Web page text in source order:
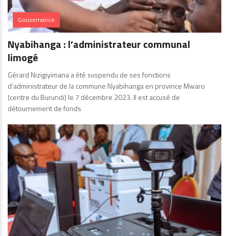
Gouvernance
Nyabihanga : l’administrateur communal
limogé
Gérard Nizigiyimana a été suspendu de ses fonctions
d’administrateur de la commune Nyabihanga en province Mwaro
(centre du Burundi) le 7 décembre 2023. Il est accusé de
détournement de fonds